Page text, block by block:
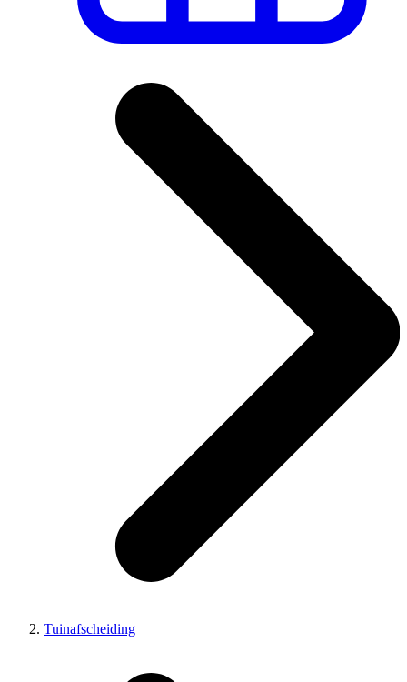
Tuinafscheiding